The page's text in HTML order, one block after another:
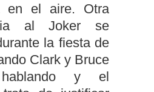
en el aire. Otra
al Joker se
la fiesta de
Clark y Bruce
y el